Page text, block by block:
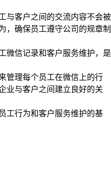
与客户之间的交流内容不会被
，确保员工遵守公司的规章制
微信记录和客户服务维护，是
管理每个员工在微信上的行
业与客户之间建立良好的关
工行为和客户服务维护的基